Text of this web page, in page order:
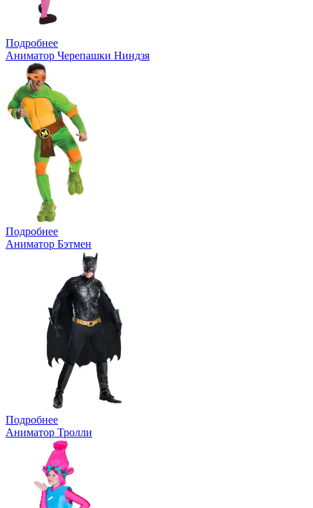
Подробнее
Аниматор Черепашки Ниндзя
Подробнее
Аниматор Бэтмен
Подробнее
Аниматор Тролли